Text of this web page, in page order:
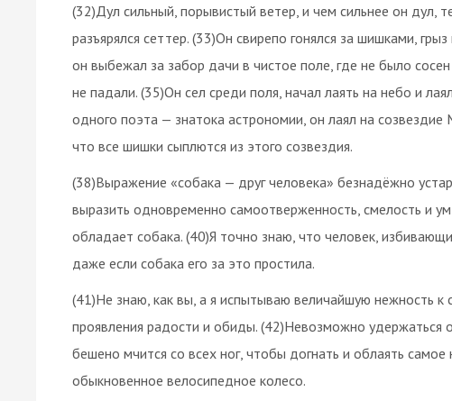
(32)Дул сильный, порывистый ветер, и чем сильнее он
разъярялся сеттер. (33)Он свирепо гонялся за шишками,
он выбежал за забор дачи в чистое поле, где не было
не падали. (35)Он сел среди поля, начал лаять на небо и
одного поэта — знатока астрономии, он лаял на
что все шишки сыплются из этого созвездия.
(38)Выражение «собака — друг человека» безнадёжно
выразить одновременно самоотверженность, смелость и
обладает собака. (40)Я точно знаю, что человек,
даже если собака его за это простила.
(41)Не знаю, как вы, а я испытываю величайшую нежность к
проявления радости и обиды. (42)Невозможно удержаться
бешено мчится со всех ног, чтобы догнать и облаять
обыкновенное велосипедное колесо.